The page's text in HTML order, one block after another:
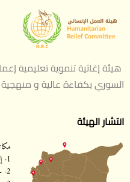
هيئة إغاثية تنموية تعليمية
السوري بكفاءة عالية و
انتشار الهيئة